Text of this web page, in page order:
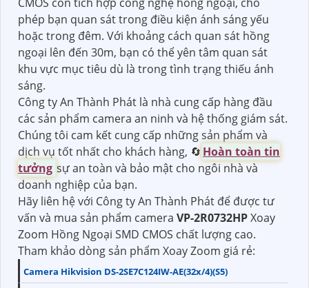
phép bạn quan sát trong điều kiện ánh sáng yếu
hoặc trong đêm. Với khoảng cách quan sát hồng
ngoại lên đến 30m, bạn có thể yên tâm quan sát
khu vực mục tiêu dù là trong tình trạng thiếu ánh
sáng.
Công ty An Thành Phát là nhà cung cấp hàng đầu
các sản phẩm camera an ninh và hệ thống giám sát.
Chúng tôi cam kết cung cấp những sản phẩm và
dịch vụ tốt nhất cho khách hàng, 🔄 Hoàn toàn tin
tưởng sự an toàn và bảo mật cho ngôi nhà và
doanh nghiệp của bạn.
Hãy liên hệ với Công ty An Thành Phát để được tư
vấn và mua sản phẩm camera VP-2R0732HPXoay
Zoom Hồng Ngoại SMD CMOS chất lượng cao.
Tham khảo dòng sản phẩm Xoay Zoom giá rẻ:
Camera Hikvision DS-2SE7C124IW-AE(32x/4)(S5)